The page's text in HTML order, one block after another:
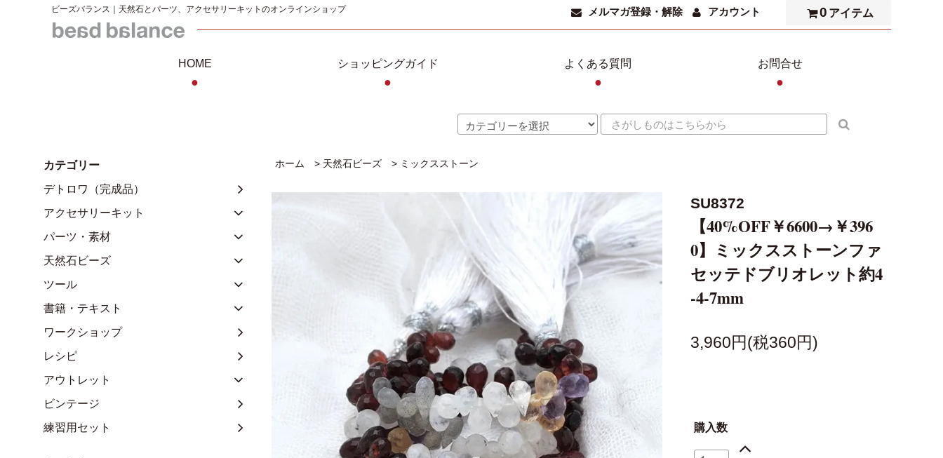
ビーズバランス｜天然石とパーツ、アクセサリーキットのオンラインショップ メルマガ登録・解除 アカウント 0 アイテム
HOME
●
ショッピングガイド
●
よくある質問
●
お問合せ
●
ホーム > 天然石ビーズ > ミックスストーン
SU8372
【40%OFF￥6600→￥396
0】ミックスストーンファ
セッテドブリオレット約4
-4-7mm
3,960円(税360円)
購入数
カテゴリー
デトロワ（完成品）
アクセサリーキット
パーツ・素材
天然石ビーズ
ツール
書籍・テキスト
ワークショップ
レシピ
アウトレット
ビンテージ
練習用セット